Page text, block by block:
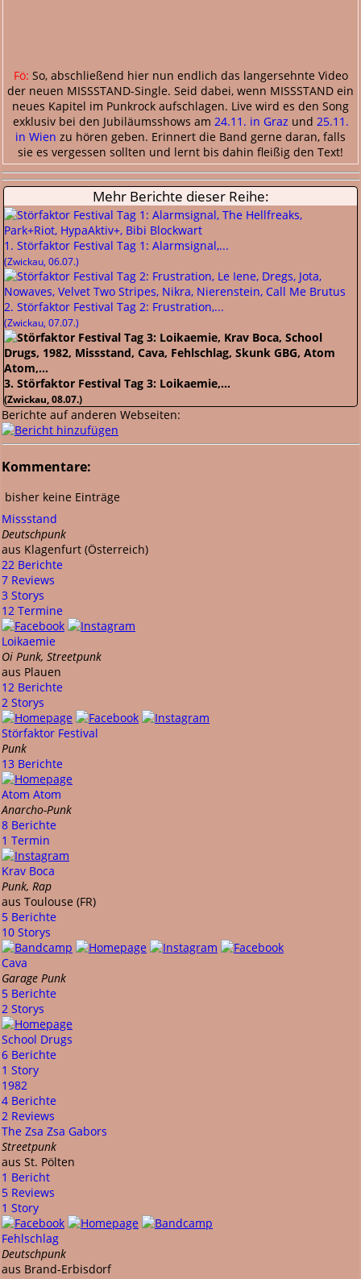
Fö: So, abschließend hier nun endlich das langersehnte Video
der neuen MISSSTAND-Single. Seid dabei, wenn MISSSTAND ein
neues Kapitel im Punkrock aufschlagen. Live wird es den Song
exklusiv bei den Jubiläumsshows am 24.11. in Graz und 25.11.
in Wien zu hören geben. Erinnert die Band gerne daran, falls
sie es vergessen sollten und lernt bis dahin fleißig den Text!
Mehr Berichte dieser Reihe:
1. Störfaktor Festival Tag 1: Alarmsignal,...
(Zwickau, 06.07.)
2. Störfaktor Festival Tag 2: Frustration,...
(Zwickau, 07.07.)
3. Störfaktor Festival Tag 3: Loikaemie,...
(Zwickau, 08.07.)
Berichte auf anderen Webseiten:
Kommentare:
bisher keine Einträge
Missstand
Deutschpunk
aus Klagenfurt (Österreich)
22 Berichte
7 Reviews
3 Storys
12 Termine
Loikaemie
Oi Punk, Streetpunk
aus Plauen
12 Berichte
2 Storys
Störfaktor Festival
Punk
13 Berichte
Atom Atom
Anarcho-Punk
8 Berichte
1 Termin
Krav Boca
Punk, Rap
aus Toulouse (FR)
5 Berichte
10 Storys
Cava
Garage Punk
5 Berichte
2 Storys
School Drugs
6 Berichte
1 Story
1982
4 Berichte
2 Reviews
The Zsa Zsa Gabors
Streetpunk
aus St. Pölten
1 Bericht
5 Reviews
1 Story
Fehlschlag
Deutschpunk
aus Brand-Erbisdorf